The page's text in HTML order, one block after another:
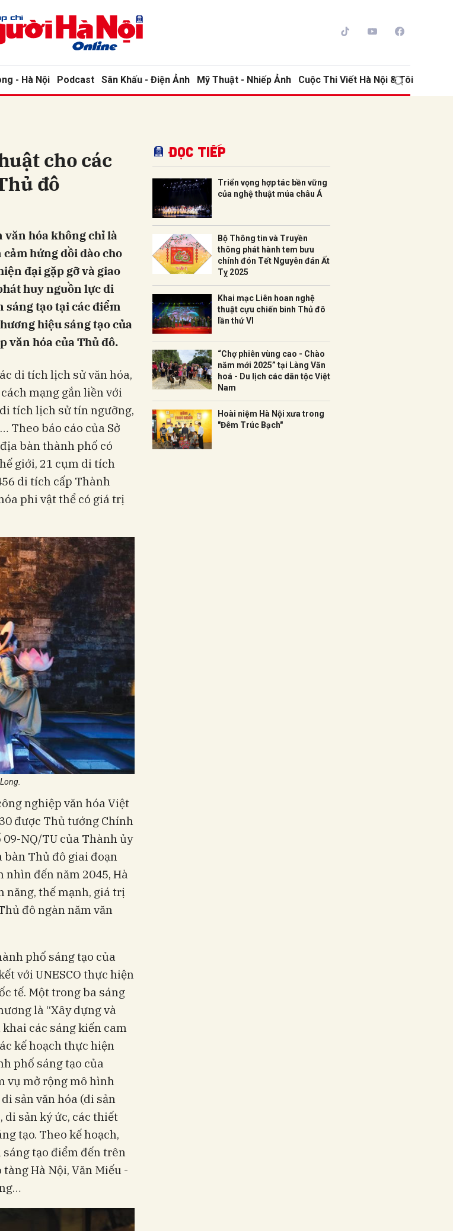
- Hà Nội Podcast Sân Khấu - Điện Ảnh Mỹ Thuật - Nhiếp Ảnh Cuộc Thi Viết Hà Nội & Tôi
cho các
đô
văn hóa không chỉ là
hứng dồi dào cho
đại gặp gỡ và giao
huy nguồn lực di
sáng tạo tại các điểm
hiệu sáng tạo của
văn hóa của Thủ đô.
di tích lịch sử văn hóa,
mạng gắn liền với
tích lịch sử tín ngưỡng,
Theo báo cáo của Sở
bàn thành phố có
giới, 21 cụm di tích
di tích cấp Thành
phi vật thể có giá trị
nghiệp văn hóa Việt
được Thủ tướng Chính
NQ/TU của Thành ủy
Thủ đô giai đoạn
nhìn đến năm 2045, Hà
năng, thế mạnh, giá trị
đô ngàn năm văn
phố sáng tạo của
với UNESCO thực hiện
tế. Một trong ba sáng
là “Xây dựng và
các sáng kiến cam
kế hoạch thực hiện
phố sáng tạo của
vụ mở rộng mô hình
sản văn hóa (di sản
di sản ký ức, các thiết
tạo. Theo kế hoạch,
tạo điểm đến trên
Hà Nội, Văn Miếu -
Đọc tiếp
Triển vọng hợp tác bền vững
của nghệ thuật múa châu Á
Bộ Thông tin và Truyền
thông phát hành tem bưu
chính đón Tết Nguyên đán Ất
Tỵ 2025
Khai mạc Liên hoan nghệ
thuật cựu chiến binh Thủ đô
lần thứ VI
“Chợ phiên vùng cao - Chào
năm mới 2025” tại Làng Văn
hoá - Du lịch các dân tộc Việt
Nam
Hoài niệm Hà Nội xưa trong
"Đêm Trúc Bạch"